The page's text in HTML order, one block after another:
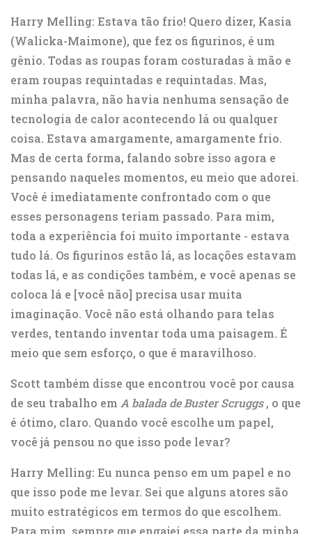
Harry Melling: Estava tão frio! Quero dizer, Kasia
(Walicka-Maimone), que fez os figurinos, é um
gênio. Todas as roupas foram costuradas à mão e
eram roupas requintadas e requintadas. Mas,
minha palavra, não havia nenhuma sensação de
tecnologia de calor acontecendo lá ou qualquer
coisa. Estava amargamente, amargamente frio.
Mas de certa forma, falando sobre isso agora e
pensando naqueles momentos, eu meio que adorei.
Você é imediatamente confrontado com o que
esses personagens teriam passado. Para mim,
toda a experiência foi muito importante - estava
tudo lá. Os figurinos estão lá, as locações estavam
todas lá, e as condições também, e você apenas se
coloca lá e [você não] precisa usar muita
imaginação. Você não está olhando para telas
verdes, tentando inventar toda uma paisagem. É
meio que sem esforço, o que é maravilhoso.
Scott também disse que encontrou você por causa
de seu trabalho em A balada de Buster Scruggs, o que
é ótimo, claro. Quando você escolhe um papel,
você já pensou no que isso pode levar?
Harry Melling: Eu nunca penso em um papel e no
que isso pode me levar. Sei que alguns atores são
muito estratégicos em termos do que escolhem.
Para mim, sempre que engajei essa parte da minha